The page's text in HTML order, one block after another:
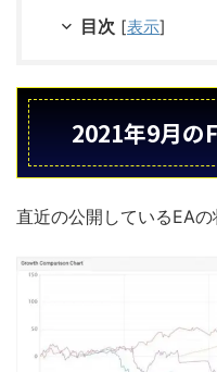
目次 [表示]
2021年9月の
直近の公開しているEAの